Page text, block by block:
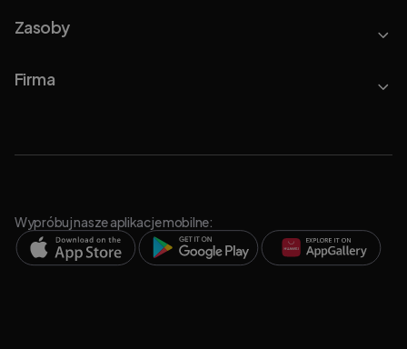
Zasoby
Firma
Wypróbuj nasze aplikacje mobilne: